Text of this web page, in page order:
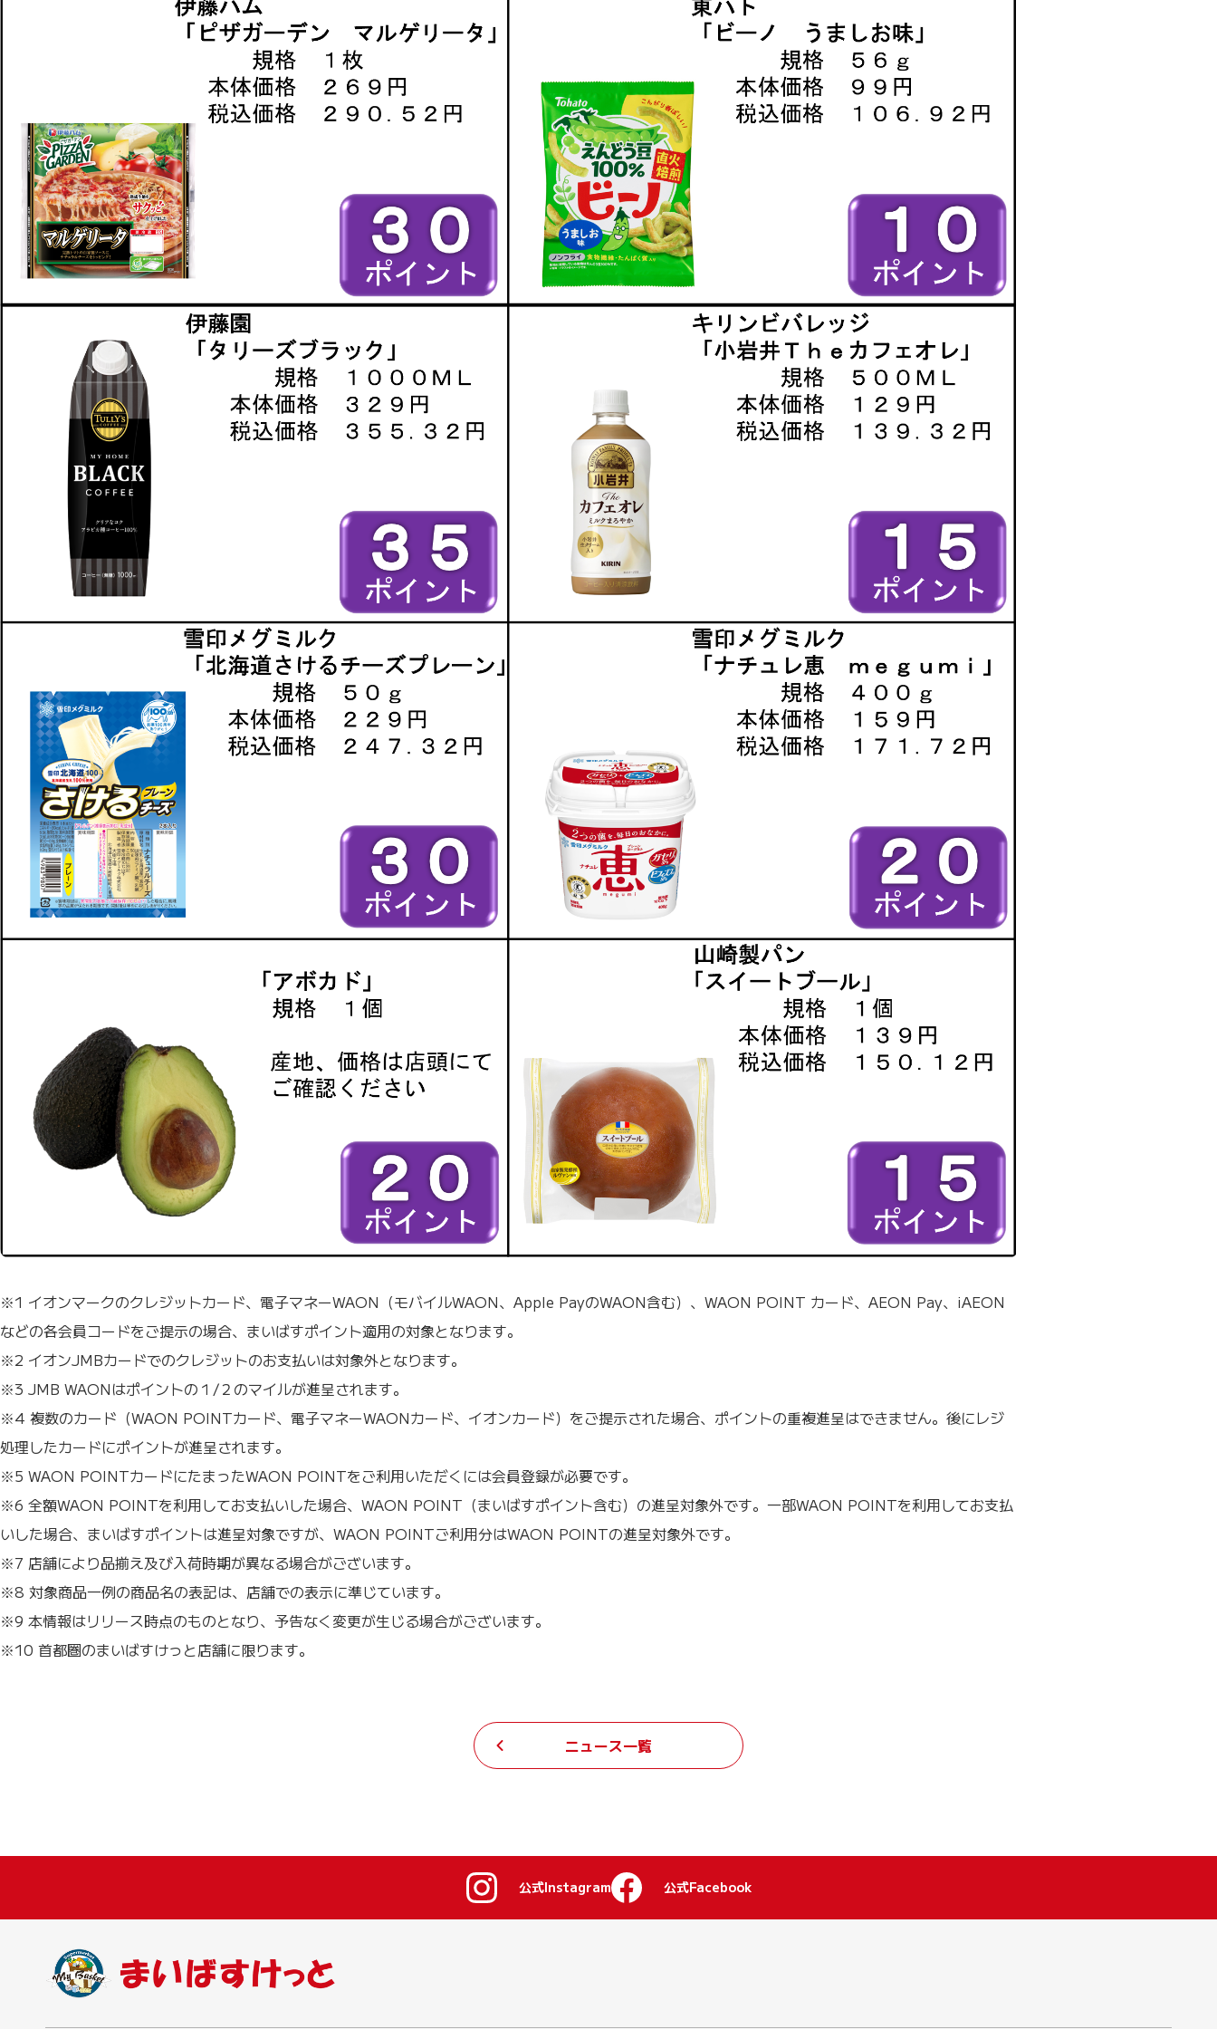
※1 イオンマークのクレジットカード、電子マネーWAON（モバイルWAON、Apple PayのWAON含む）、WAON POINT カード、AEON Pay、iAEON
などの各会員コードをご提示の場合、まいばすポイント適用の対象となります。
※2 イオンJMBカードでのクレジットのお支払いは対象外となります。
※3 JMB WAONはポイントの１/２のマイルが進呈されます。
※4 複数のカード（WAON POINTカード、電子マネーWAONカード、イオンカード）をご提示された場合、ポイントの重複進呈はできません。後にレジ
処理したカードにポイントが進呈されます。
※5 WAON POINTカードにたまったWAON POINTをご利用いただくには会員登録が必要です。
※6 全額WAON POINTを利用してお支払いした場合、WAON POINT（まいばすポイント含む）の進呈対象外です。一部WAON POINTを利用してお支払
いした場合、まいばすポイントは進呈対象ですが、WAON POINTご利用分はWAON POINTの進呈対象外です。
※7 店舗により品揃え及び入荷時期が異なる場合がございます。
※8 対象商品一例の商品名の表記は、店舗での表示に準じています。
※9 本情報はリリース時点のものとなり、予告なく変更が生じる場合がございます。
※10 首都圏のまいばすけっと店舗に限ります。
ニュース一覧
公式Instagram 公式Facebook